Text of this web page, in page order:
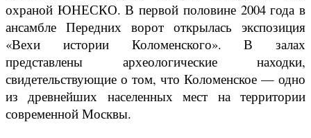
охраной ЮНЕСКО. В первой половине 2004 года в
ансамбле Передних ворот открылась экспозиция
«Вехи истории Коломенского». В залах
представлены археологические находки,
свидетельствующие о том, что Коломенское — одно
из древнейших населенных мест на территории
современной Москвы.